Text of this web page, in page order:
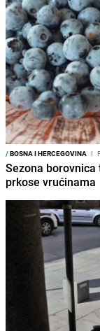
/BOSNA I HERCEGOVINA I
Sezona
prkose vrućinama